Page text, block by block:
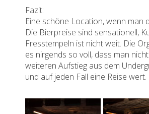
Fazit:
Eine schöne Location, wenn man
Die Bierpreise sind sensationell,
Fresstempeln ist nicht weit. Die
es nirgends so voll, dass man
weiteren Aufstieg aus dem
und auf jeden Fall eine Reise wert.